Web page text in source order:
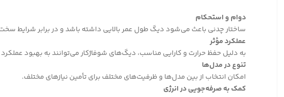
دوام و استحکام
ساختار چدنی باعث می‌شود دیگ طول عمر بالایی داشته باشد و در برابر شرایط
عملکرد مؤثر
به دلیل حفظ حرارت و کارایی مناسب، دیگ‌های شوفاژکار می‌توانند به بهبود
تنوع در مدل‌ها
امکان انتخاب از بین مدل‌ها و ظرفیت‌های مختلف برای تأمین نیازهای مختلف.
کمک به صرفه‌جویی در انرژی